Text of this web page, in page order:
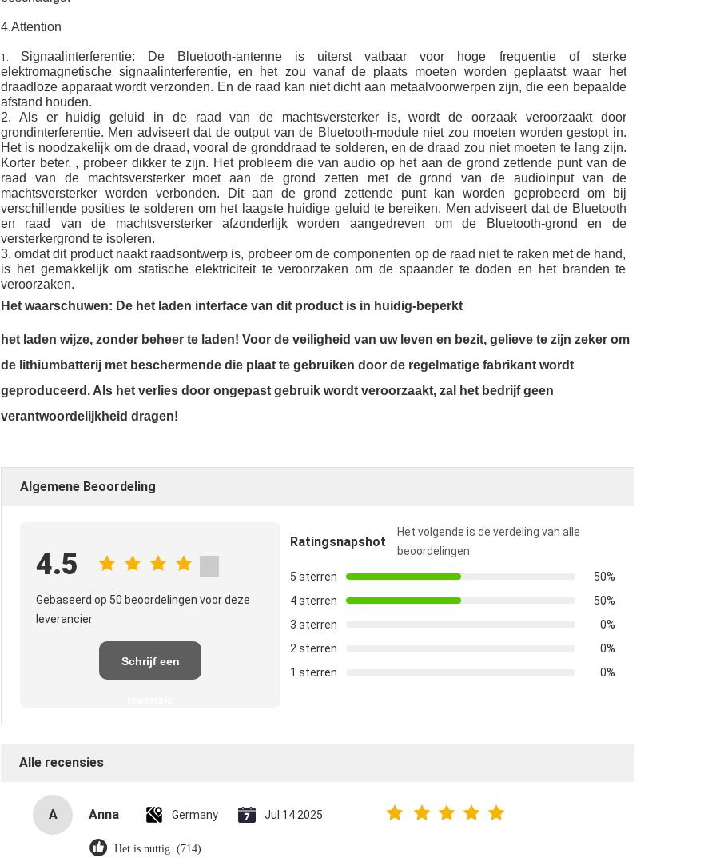
4.Attention
1. Signaalinterferentie: De Bluetooth-antenne is uiterst vatbaar voor hoge frequentie of sterke
elektromagnetische signaalinterferentie, en het zou vanaf de plaats moeten worden geplaatst waar het
draadloze apparaat wordt verzonden. En de raad kan niet dicht aan metaalvoorwerpen zijn, die een bepaalde
afstand houden.
2. Als er huidig geluid in de raad van de machtsversterker is, wordt de oorzaak veroorzaakt door
grondinterferentie. Men adviseert dat de output van de Bluetooth-module niet zou moeten worden gestopt in.
Het is noodzakelijk om de draad, vooral de gronddraad te solderen, en de draad zou niet moeten te lang zijn.
Korter beter. , probeer dikker te zijn. Het probleem die van audio op het aan de grond zettende punt van de
raad van de machtsversterker moet aan de grond zetten met de grond van de audioinput van de
machtsversterker worden verbonden. Dit aan de grond zettende punt kan worden geprobeerd om bij
verschillende posities te solderen om het laagste huidige geluid te bereiken. Men adviseert dat de Bluetooth
en raad van de machtsversterker afzonderlijk worden aangedreven om de Bluetooth-grond en de
versterkergrond te isoleren.
3. omdat dit product naakt raadsontwerp is, probeer om de componenten op de raad niet te raken met de hand,
is het gemakkelijk om statische elektriciteit te veroorzaken om de spaander te doden en het branden te
veroorzaken.
Het waarschuwen: De het laden interface van dit product is in huidig-beperkt
het laden wijze, zonder beheer te laden! Voor de veiligheid van uw leven en bezit, gelieve te zijn zeker om
de lithiumbatterij met beschermende die plaat te gebruiken door de regelmatige fabrikant wordt
geproduceerd. Als het verlies door ongepast gebruik wordt veroorzaakt, zal het bedrijf geen
verantwoordelijkheid dragen!
Algemene Beoordeling
4.5
Gebaseerd op 50 beoordelingen voor deze
leverancier
Schrijf een
Ratingsnapshot
Het volgende is de verdeling van alle
beoordelingen
5 sterren
50%
4 sterren
50%
3 sterren
0%
2 sterren
0%
1 sterren
0%
Alle recensies
A Anna Germany Jul 14.2025
Het is nuttig. (714)